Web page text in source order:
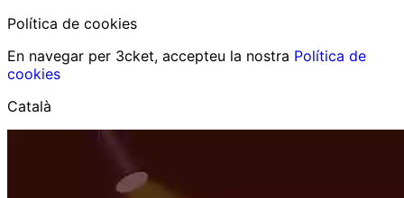
Política de cookies
En navegar per 3cket, accepteu la nostra Política de
cookies
Català